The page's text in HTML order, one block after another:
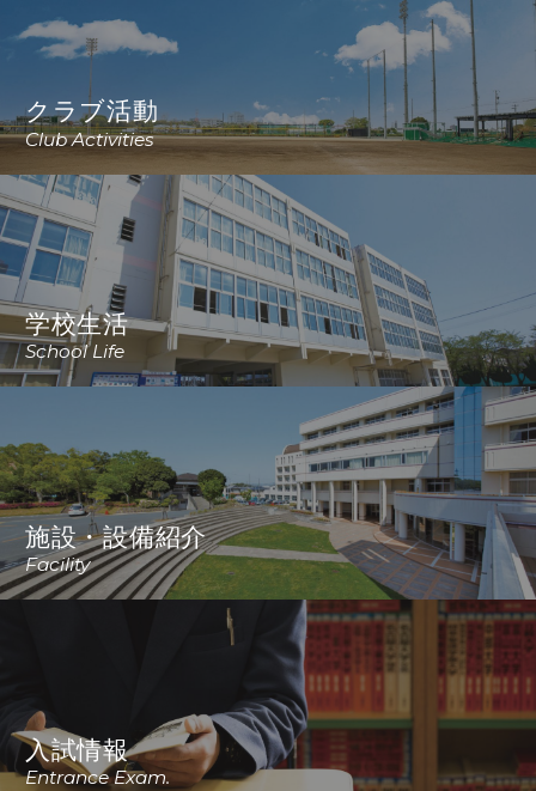
クラブ活動
Club Activities
学校生活
School Life
施設・設備紹介
Facility
入試情報
Entrance Exam.